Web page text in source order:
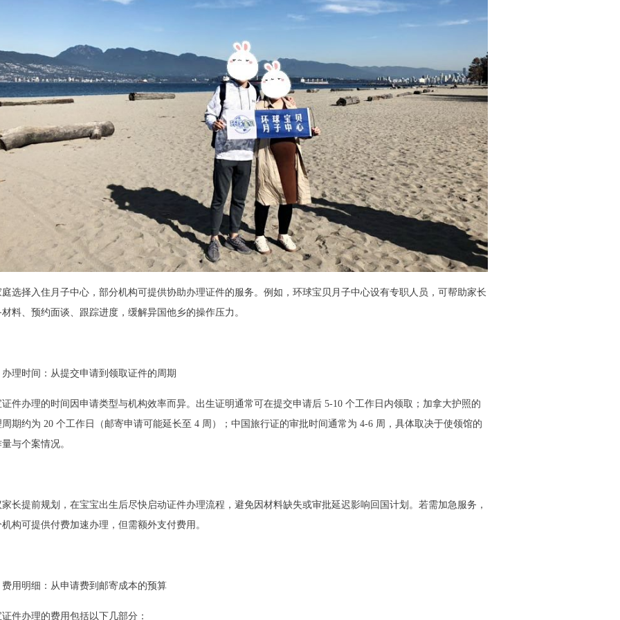
庭选择入住月子中心，部分机构可提供协助办理证件的服务。例如，环球宝贝月子中心设有专职人员，可帮助家长
料、预约面谈、跟踪进度，缓解异国他乡的操作压力。
办理时间：从提交申请到领取证件的周期
证件办理的时间因申请类型与机构效率而异。出生证明通常可在提交申请后 5-10 个工作日内领取；加拿大护照的
周期约为 20 个工作日（邮寄申请可能延长至 4 周）；中国旅行证的审批时间通常为 4-6 周，具体取决于使领馆的
与个案情况。
家长提前规划，在宝宝出生后尽快启动证件办理流程，避免因材料缺失或审批延迟影响回国计划。若需加急服务，
构可提供付费加速办理，但需额外支付费用。
费用明细：从申请费到邮寄成本的预算
件办理的费用包括以下几部分：